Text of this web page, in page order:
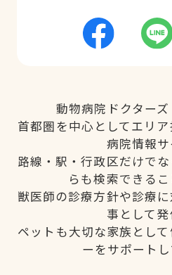
動物病院ドクターズ
首都圏を中心としてエリ
病院情報サ
路線・駅・行政区だけで
らも検索できるこ
獣医師の診療方針や診療
事として発
ペットも大切な家族とし
ーをサポートし